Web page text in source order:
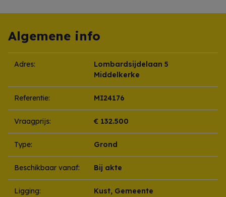
Algemene info
Adres:
Lombardsijdelaan 5
Middelkerke
Referentie: MI24176
Vraagprijs: € 132.500
Type: Grond
Beschikbaar vanaf: Bij akte
Ligging: Kust, Gemeente